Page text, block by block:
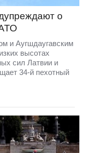
о
и Аугшдаугавским
высотах
сил Латвии и
34-й пехотный